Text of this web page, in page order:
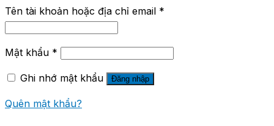
Tên tài khoản hoặc địa chỉ email *
Mật khẩu *
Ghi nhớ mật khẩu Đăng nhập
Quên mật khẩu?